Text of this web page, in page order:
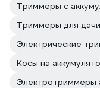
Триммеры с
Триммеры для
Электрические
Косы на
Электротриммеры